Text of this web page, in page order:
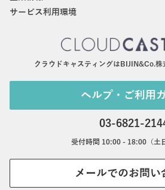
サービス利用環境
クラウドキャスティングはBIJIN&Co.
ヘルプ・ご利用
03-6821-
受付時間 10:00 - 18:00（土
メールでのお問い